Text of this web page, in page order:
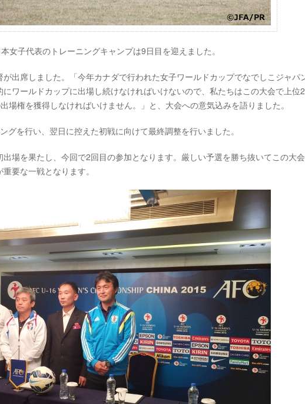
女子代表のトレーニングキャンプは9日目を迎えました。
出席しました。「今年カナダで行われた女子ワールドカップでなでしこジャパ
ワールドカップに出場し続けなければいけないので、私たちはこの大会で上位
場権を獲得しなければいけません。」と、大会への意気込みを語りました。
を行い、翌日に控えた初戦に向けて最終調整を行いました。
場を果たし、今回で2回目の参加となります。厳しい予選を勝ち抜いてこの大
要な一戦となります。